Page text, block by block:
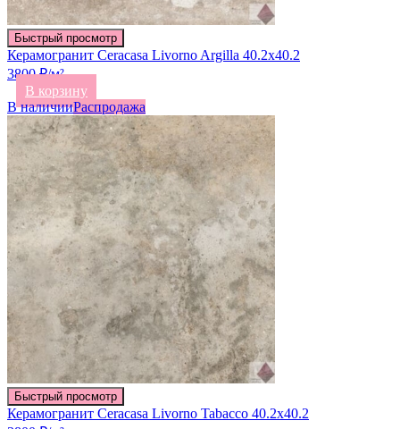
Быстрый просмотр
Керамогранит Ceracasa Livorno Argilla 40.2х40.2
3800 ₽/м²
В корзину
В наличииРаспродажа
Быстрый просмотр
Керамогранит Ceracasa Livorno Tabacco 40.2х40.2